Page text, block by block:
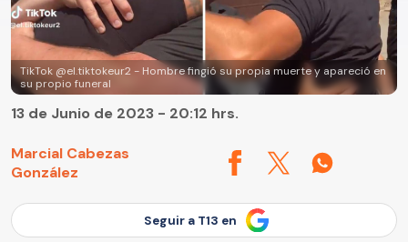
TikTok @el.tiktokeur2 - Hombre fingió su propia muerte y apareció en
su propio funeral
Marcial Cabezas
González
13 de Junio de 2023 - 20:12 hrs.
Seguir a T13 en